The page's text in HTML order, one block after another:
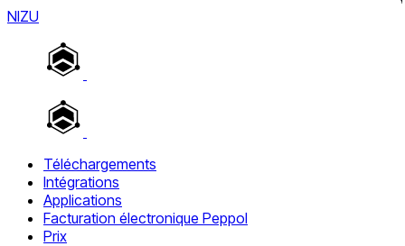
NIZU
Téléchargements
Intégrations
Applications
Facturation électronique Peppol
Prix